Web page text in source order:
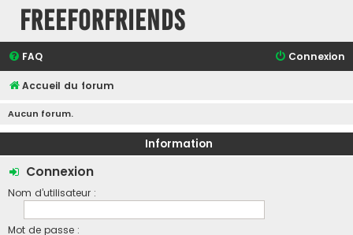
FreeForFriends
FAQ Connexion
Accueil du forum
Aucun forum.
Information
Connexion
Nom d’utilisateur :
Mot de passe :